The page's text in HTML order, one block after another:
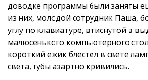
доводке программы были заняты
из них, молодой сотрудник Паша,
углу по клавиатуре, втиснутой в
малюсенького компьютерного
короткий ежик блестел в свете
света, губы азартно кривились.